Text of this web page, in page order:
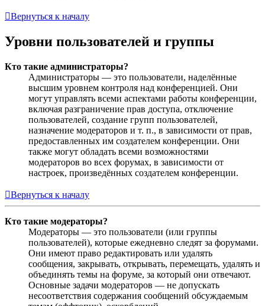
Вернуться к началу
Уровни пользователей и группы
Кто такие администраторы?
Администраторы — это пользователи, наделённые
высшим уровнем контроля над конференцией. Они
могут управлять всеми аспектами работы конференции,
включая разграничение прав доступа, отключение
пользователей, создание групп пользователей,
назначение модераторов и т. п., в зависимости от прав,
предоставленных им создателем конференции. Они
также могут обладать всеми возможностями
модераторов во всех форумах, в зависимости от
настроек, произведённых создателем конференции.
Вернуться к началу
Кто такие модераторы?
Модераторы — это пользователи (или группы
пользователей), которые ежедневно следят за форумами.
Они имеют право редактировать или удалять
сообщения, закрывать, открывать, перемещать, удалять и
объединять темы на форуме, за который они отвечают.
Основные задачи модераторов — не допускать
несоответствия содержания сообщений обсуждаемым